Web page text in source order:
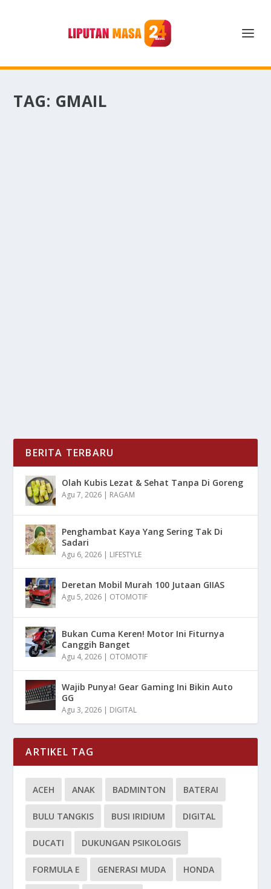
TAG: GMAIL
BERITA TERBARU
Olah Kubis Lezat & Sehat Tanpa Di Goreng
Agu 7, 2026 | RAGAM
Penghambat Kaya Yang Sering Tak Di
Sadari
Agu 6, 2026 | LIFESTYLE
Deretan Mobil Murah 100 Jutaan GIIAS
Agu 5, 2026 | OTOMOTIF
Bukan Cuma Keren! Motor Ini Fiturnya
Canggih Banget
Agu 4, 2026 | OTOMOTIF
Wajib Punya! Gear Gaming Ini Bikin Auto
GG
Agu 3, 2026 | DIGITAL
ARTIKEL TAG
ACEH ANAK BADMINTON BATERAI
BULU TANGKIS BUSI IRIDIUM DIGITAL
DUCATI DUKUNGAN PSIKOLOGIS
FORMULA E GENERASI MUDA HONDA